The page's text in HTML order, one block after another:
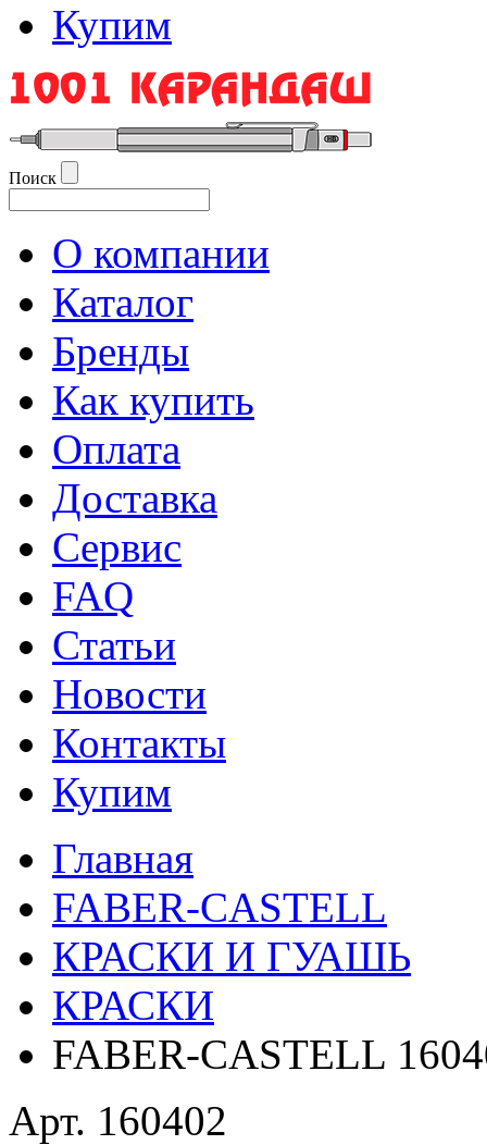
Купим
Поиск
О компании
Каталог
Бренды
Как купить
Оплата
Доставка
Сервис
FAQ
Статьи
Новости
Контакты
Купим
Главная
FABER-CASTELL
КРАСКИ И ГУАШЬ
КРАСКИ
FABER-CASTELL
Арт. 160402